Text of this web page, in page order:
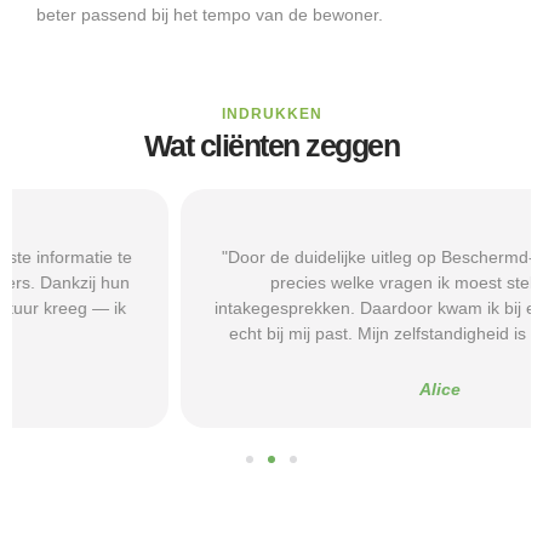
beter passend bij het tempo van de bewoner.
INDRUKKEN
Wat cliënten zeggen
"Door de duidelijke uitleg op Beschermd-Wonen.nl wist ik
precies welke vragen ik moest stellen tijdens
intakegesprekken. Daardoor kwam ik bij een aanbieder die
echt bij mij past. Mijn zelfstandigheid is flink verbeterd."